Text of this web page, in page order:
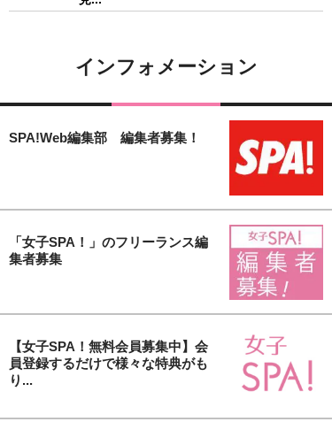
インフォメーション
SPA!Web編集部 編集者募集！
「女子SPA！」のフリーランス編
集者募集
【女子SPA！無料会員募集中】会
員登録するだけで様々な特典がも
り...